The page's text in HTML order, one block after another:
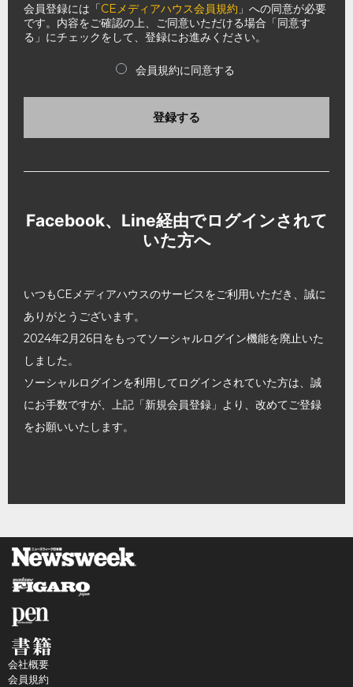
会員登録には「CEメディアハウス会員規約 」への同意が必要
です。内容をご確認の上、ご同意いただける場合「同意す
る」にチェックをして、登録にお進みください。
会員規約に同意する
登録する
Facebook、Line経由でログインされて
いた方へ
いつもCEメディアハウスのサービスをご利用いただき、誠に
ありがとうございます。
2024年2月26日をもってソーシャルログイン機能を廃止いた
しました。
ソーシャルログインを利用してログインされていた方は、誠
にお手数ですが、上記「新規会員登録」より、改めてご登録
をお願いいたします。
会社概要
会員規約